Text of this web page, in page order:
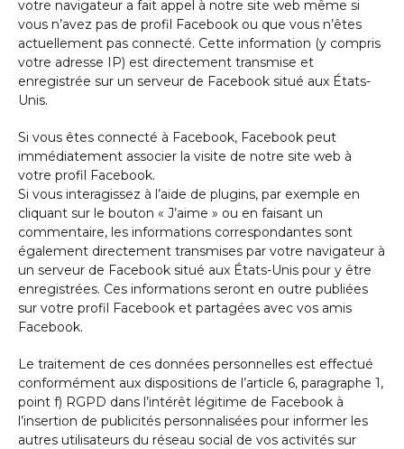
votre navigateur a fait appel à notre site web même si
vous n’avez pas de profil Facebook ou que vous n’êtes
actuellement pas connecté. Cette information (y compris
votre adresse IP) est directement transmise et
enregistrée sur un serveur de Facebook situé aux États-
Unis.
Si vous êtes connecté à Facebook, Facebook peut
immédiatement associer la visite de notre site web à
votre profil Facebook.
Si vous interagissez à l’aide de plugins, par exemple en
cliquant sur le bouton « J’aime » ou en faisant un
commentaire, les informations correspondantes sont
également directement transmises par votre navigateur à
un serveur de Facebook situé aux États-Unis pour y être
enregistrées. Ces informations seront en outre publiées
sur votre profil Facebook et partagées avec vos amis
Facebook.
Le traitement de ces données personnelles est effectué
conformément aux dispositions de l’article 6, paragraphe 1,
point f) RGPD dans l’intérêt légitime de Facebook à
l’insertion de publicités personnalisées pour informer les
autres utilisateurs du réseau social de vos activités sur